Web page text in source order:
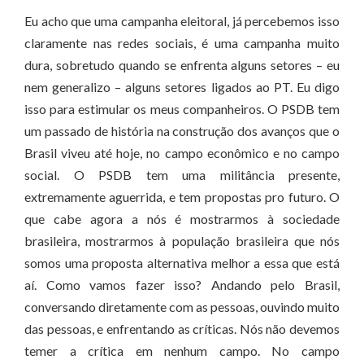
Eu acho que uma campanha eleitoral, já percebemos isso
claramente nas redes sociais, é uma campanha muito
dura, sobretudo quando se enfrenta alguns setores – eu
nem generalizo – alguns setores ligados ao PT. Eu digo
isso para estimular os meus companheiros. O PSDB tem
um passado de história na construção dos avanços que o
Brasil viveu até hoje, no campo econômico e no campo
social. O PSDB tem uma militância presente,
extremamente aguerrida, e tem propostas pro futuro. O
que cabe agora a nós é mostrarmos à sociedade
brasileira, mostrarmos à população brasileira que nós
somos uma proposta alternativa melhor a essa que está
aí. Como vamos fazer isso? Andando pelo Brasil,
conversando diretamente com as pessoas, ouvindo muito
das pessoas, e enfrentando as críticas. Nós não devemos
temer a crítica em nenhum campo. No campo